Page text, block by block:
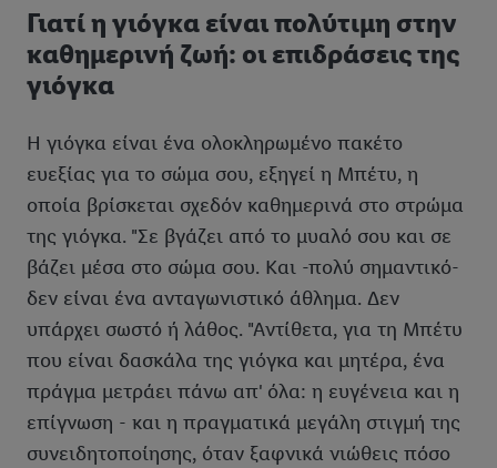
Γιατί η γιόγκα είναι πολύτιμη στην
καθημερινή ζωή: οι επιδράσεις της
γιόγκα
Η γιόγκα είναι ένα ολοκληρωμένο πακέτο
ευεξίας για το σώμα σου, εξηγεί η Μπέτυ, η
οποία βρίσκεται σχεδόν καθημερινά στο στρώμα
της γιόγκα. "Σε βγάζει από το μυαλό σου και σε
βάζει μέσα στο σώμα σου. Και -πολύ σημαντικό-
δεν είναι ένα ανταγωνιστικό άθλημα. Δεν
υπάρχει σωστό ή λάθος. "Αντίθετα, για τη Μπέτυ
που είναι δασκάλα της γιόγκα και μητέρα, ένα
πράγμα μετράει πάνω απ' όλα: η ευγένεια και η
επίγνωση - και η πραγματικά μεγάλη στιγμή της
συνειδητοποίησης, όταν ξαφνικά νιώθεις πόσο